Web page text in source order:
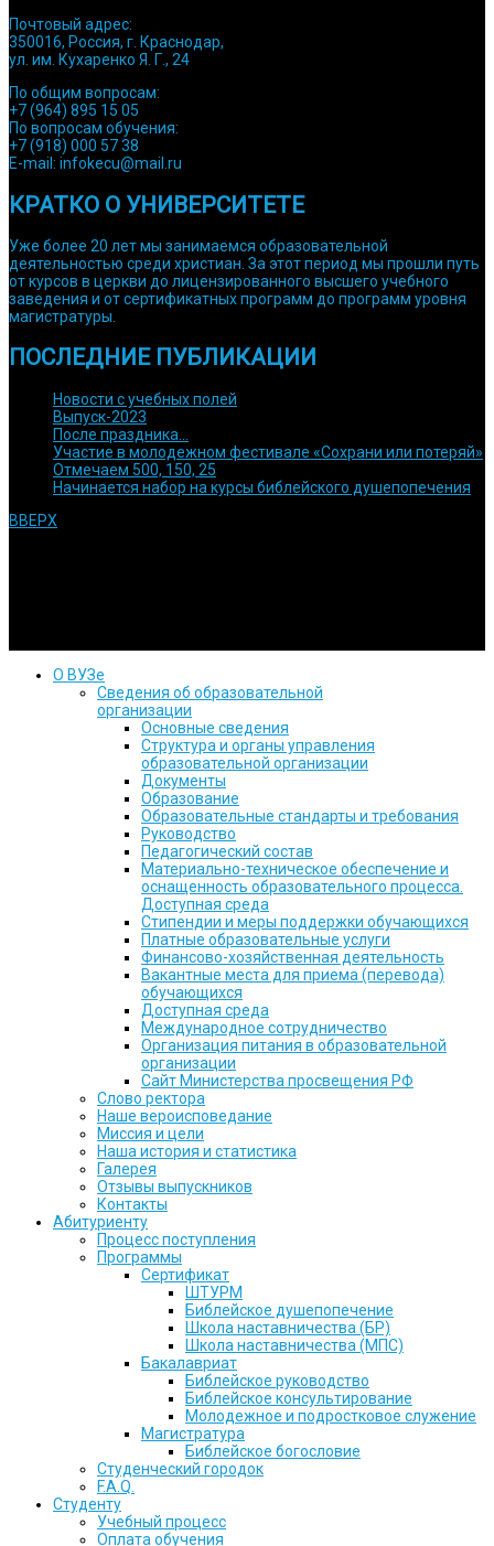
Почтовый адрес:
350016, Россия, г. Краснодар,
ул. им. Кухаренко Я. Г., 24
По общим вопросам:
+7 (964) 895 15 05
По вопросам обучения:
+7 (918) 000 57 38
E-mail: infokecu@mail.ru
КРАТКО О УНИВЕРСИТЕТЕ
Уже более 20 лет мы занимаемся образовательной
деятельностью среди христиан. За этот период мы прошли путь
от курсов в церкви до лицензированного высшего учебного
заведения и от сертификатных программ до программ уровня
магистратуры.
ПОСЛЕДНИЕ ПУБЛИКАЦИИ
Новости с учебных полей
Выпуск-2023
После праздника…
Участие в молодежном фестивале «Сохрани или потеряй»
Отмечаем 500, 150, 25
Начинается набор на курсы библейского душепопечения
ВВЕРХ
О ВУЗе
Сведения об образовательной
организации
Основные сведения
Структура и органы управления
образовательной организации
Документы
Образование
Образовательные стандарты и требования
Руководство
Педагогический состав
Материально-техническое обеспечение и
оснащенность образовательного процесса.
Доступная среда
Стипендии и меры поддержки обучающихся
Платные образовательные услуги
Финансово-хозяйственная деятельность
Вакантные места для приема (перевода)
обучающихся
Доступная среда
Международное сотрудничество
Организация питания в образовательной
организации
Сайт Министерства просвещения РФ
Слово ректора
Наше вероисповедание
Миссия и цели
Наша история и статистика
Галерея
Отзывы выпускников
Контакты
Абитуриенту
Процесс поступления
Программы
Сертификат
ШТУРМ
Библейское душепопечение
Школа наставничества (БР)
Школа наставничества (МПС)
Бакалавриат
Библейское руководство
Библейское консультирование
Молодежное и подростковое служение
Магистратура
Библейское богословие
Студенческий городок
F.A.Q.
Студенту
Учебный процесс
Оплата обучения